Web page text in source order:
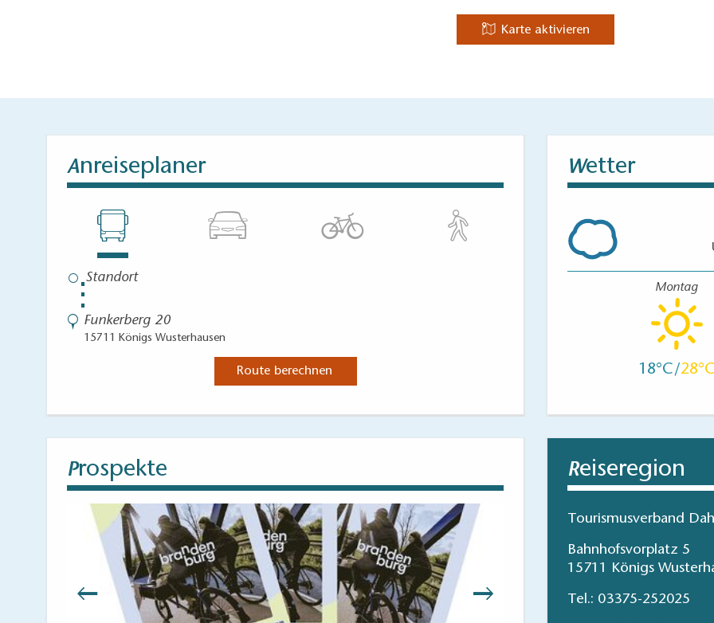
Karte aktivieren
Anreiseplaner
⋮
Funkerberg 20
15711 Königs Wusterhausen
Route berechnen
Wetter
Montag
18 28
Prospekte Reiseregion
Tourismusverband
Bahnhofsvorplatz 5
15711 Königs
Tel.: 03375-252025